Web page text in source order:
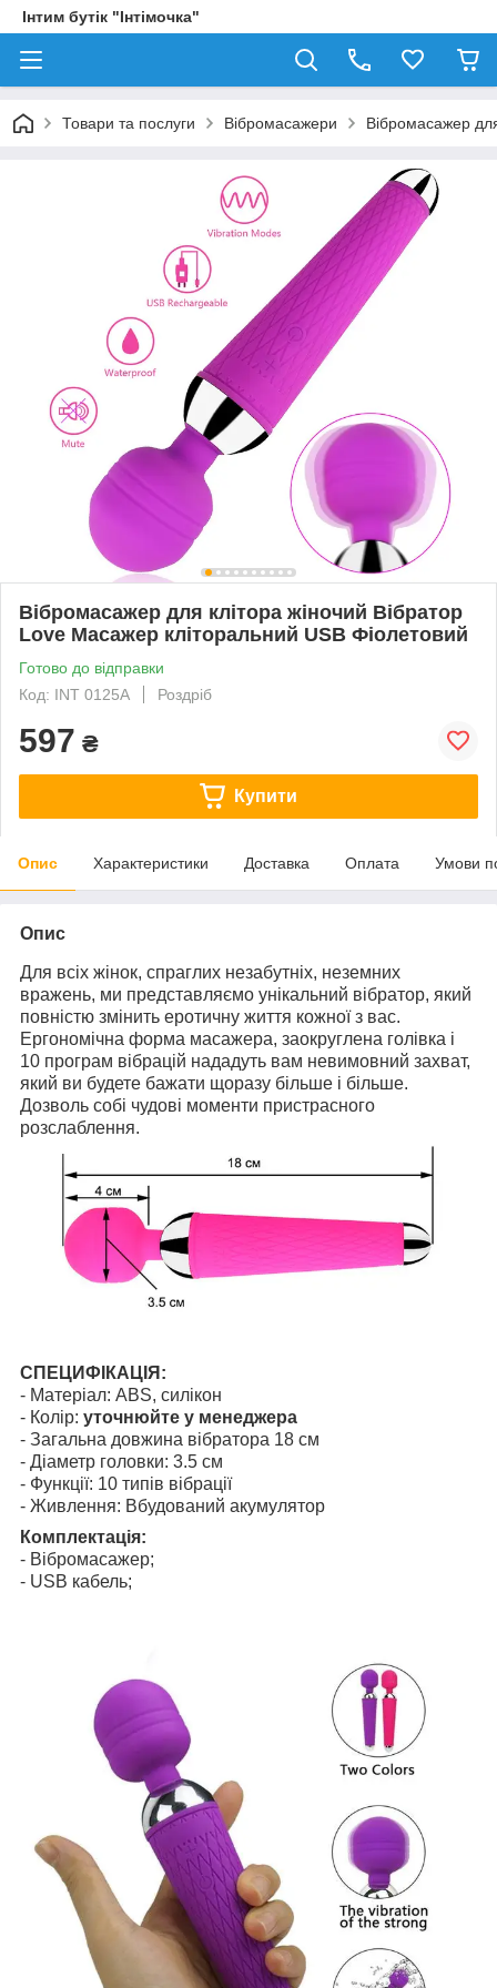
Інтим бутік "Інтімочка"
Товари та послуги Вібромасажери Вібромасажер
Вібромасажер для клітора жіночий Вібратор
Love Масажер кліторальний USB Фіолетовий
Готово до відправки
Код: INT 0125A
Роздріб
597 ₴
Купити
Опис Характеристики Доставка Оплата Умови
Опис
Для всіх жінок, спраглих незабутніх, неземних
вражень, ми представляємо унікальний вібратор, який
повністю змінить еротичну життя кожної з вас.
Ергономічна форма масажера, заокруглена голівка і
10 програм вібрацій нададуть вам невимовний захват,
який ви будете бажати щоразу більше і більше.
Дозволь собі чудові моменти пристрасного
розслаблення.
СПЕЦИФІКАЦІЯ:
- Матеріал: ABS, силікон
- Колір: уточнюйте у менеджера
- Загальна довжина вібратора 18 см
- Діаметр головки: 3.5 см
- Функції: 10 типів вібрації
- Живлення: Вбудований акумулятор
Комплектація:
- Вібромасажер;
- USB кабель;